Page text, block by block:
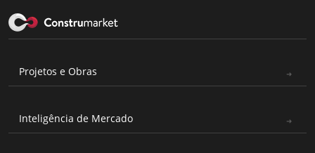
Projetos e Obras
Inteligência de Mercado